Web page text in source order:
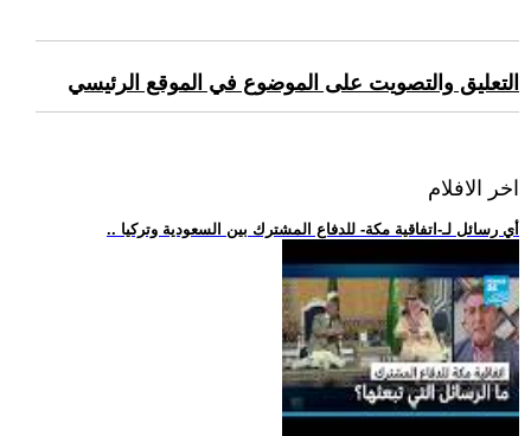
التعليق والتصويت على الموضوع في الموقع الرئيسي
اخر الافلام
.. أي رسائل لـ-اتفاقية مكة- للدفاع المشترك بين السعودية وتركيا